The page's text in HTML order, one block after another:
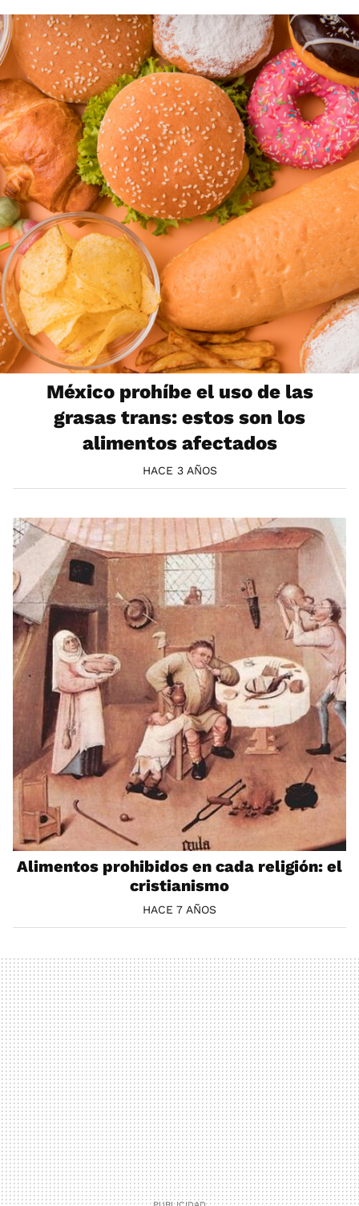
México prohíbe el uso de las
grasas trans: estos son los
alimentos afectados
HACE 3 AÑOS
Alimentos prohibidos en cada religión: el
cristianismo
HACE 7 AÑOS